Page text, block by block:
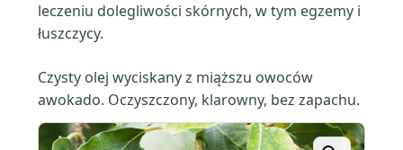
leczeniu dolegliwości skórnych, w tym egzemy i
łuszczycy.
Czysty olej wyciskany z miąższu owoców
awokado. Oczyszczony, klarowny, bez zapachu.